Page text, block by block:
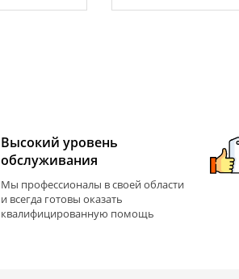
Высокий уровень
обслуживания
Мы профессионалы в своей области
и всегда готовы оказать
квалифицированную помощь